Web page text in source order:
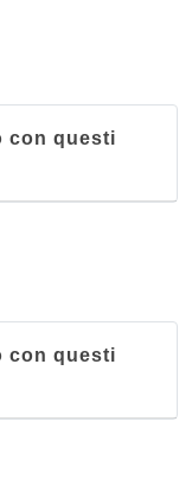
con questi
con questi